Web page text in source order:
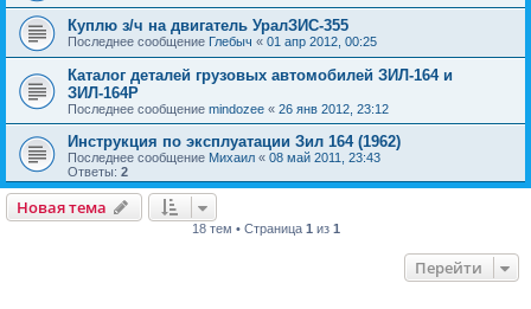
Куплю з/ч на двигатель УралЗИС-355
Последнее сообщение Глебыч « 01 апр 2012, 00:25
Каталог деталей грузовых автомобилей ЗИЛ-164 и
ЗИЛ-164Р
Последнее сообщение mindozee « 26 янв 2012, 23:12
Инструкция по эксплуатации Зил 164 (1962)
Последнее сообщение Михаил « 08 май 2011, 23:43
Ответы: 2
Новая тема
18 тем • Страница 1 из 1
Перейти